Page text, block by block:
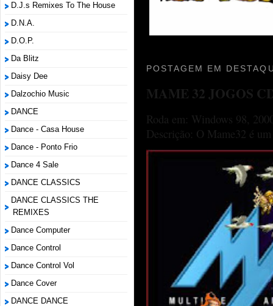
D.J.s Remixes To The House
D.N.A.
D.O.P.
Da Blitz
Daisy Dee
Dalzochio Music
DANCE
Dance - Casa House
Dance - Ponto Frio
Dance 4 Sale
DANCE CLASSICS
DANCE CLASSICS THE
REMIXES
Dance Computer
Dance Control
Dance Control Vol
Dance Cover
DANCE DANCE
POSTAGEM EM
MAME 32 JOGOS
Roda em: Windows 98,
Descrição: O Mame32 é